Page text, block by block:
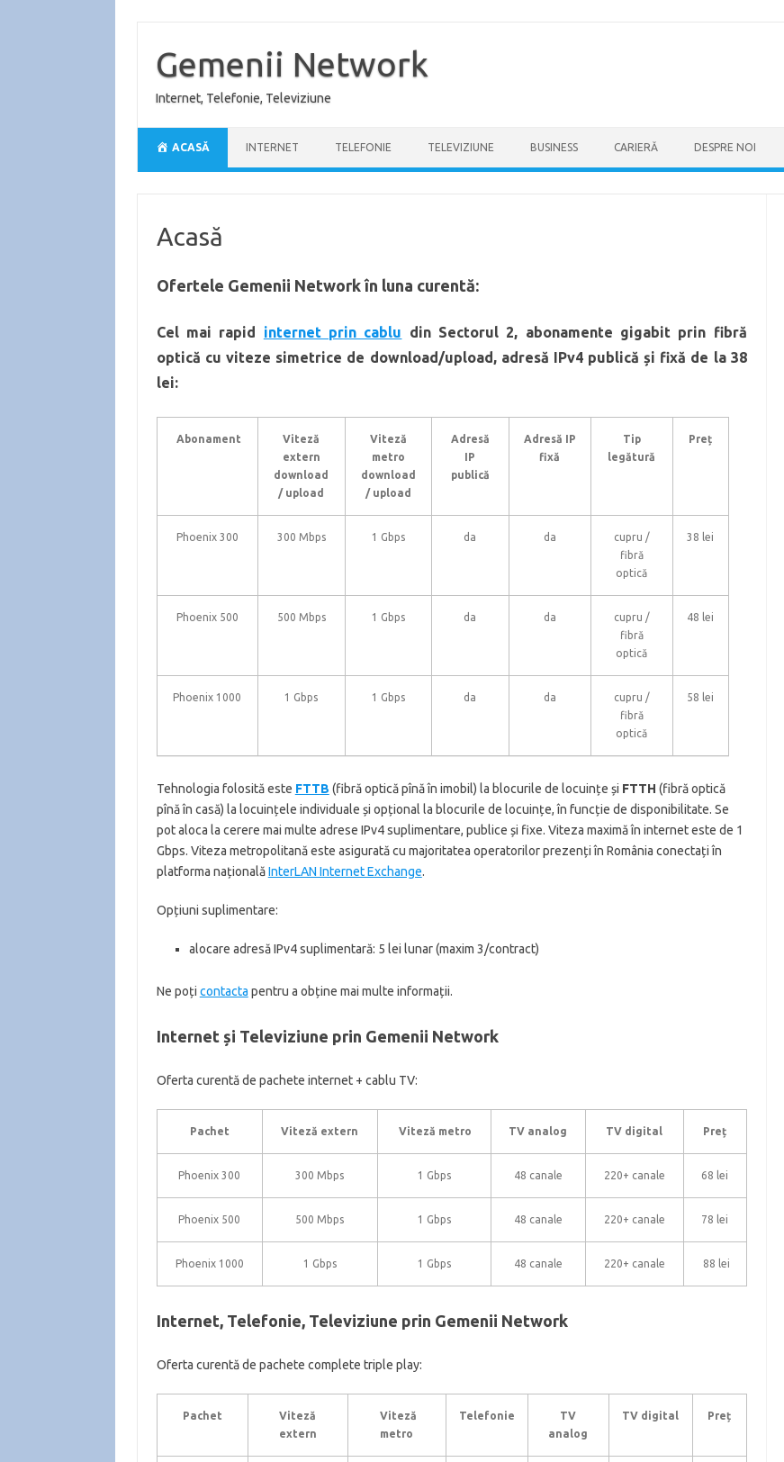
conținut
Gemenii Network
Internet, Telefonie, Televiziune
ACASĂ INTERNET TELEFONIE TELEVIZIUNE BUSINESS CARIERĂ DESPRE NOI
Acasă
Ofertele Gemenii Network în luna curentă:
Cel mai rapid internet prin cablu din Sectorul 2, abonamente gigabit prin fibră
optică cu viteze simetrice de download/upload, adresă IPv4 publică și fixă de la 38
lei:
Abonament
Viteză
extern
download
/ upload
Viteză
metro
download
/ upload
Adresă
IP
publică
Adresă IP
fixă
Tip
legătură
Preț
Phoenix 300 300 Mbps 1 Gbps da da
cupru /
fibră
optică
38 lei
Phoenix 500 500 Mbps 1 Gbps da da
cupru /
fibră
optică
48 lei
Phoenix 1000 1 Gbps 1 Gbps da da
cupru /
fibră
optică
58 lei
Tehnologia folosită este FTTB (fibră optică pînă în imobil) la blocurile de locuințe și FTTH (fibră optică
pînă în casă) la locuințele individuale și opțional la blocurile de locuințe, în funcție de disponibilitate. Se
pot aloca la cerere mai multe adrese IPv4 suplimentare, publice și fixe. Viteza maximă în internet este de 1
Gbps. Viteza metropolitană este asigurată cu majoritatea operatorilor prezenți în România conectați în
platforma naționalăInterLAN Internet Exchange.
Opțiuni suplimentare:
alocare adresă IPv4 suplimentară: 5 lei lunar (maxim 3/contract)
Ne poți contacta pentru a obține mai multe informații.
Internet și Televiziune prin Gemenii Network
Oferta curentă de pachete internet + cablu TV:
Pachet Viteză extern Viteză metro TV analog TV digital Preț
Phoenix 300 300 Mbps 1 Gbps 48 canale 220+ canale 68 lei
Phoenix 500 500 Mbps 1 Gbps 48 canale 220+ canale 78 lei
Phoenix 1000 1 Gbps 1 Gbps 48 canale 220+ canale 88 lei
Internet, Telefonie, Televiziune prin Gemenii Network
Oferta curentă de pachete complete triple play:
Pachet
Viteză
extern
Viteză
metro
Telefonie
TV
analog
TV digital Preț